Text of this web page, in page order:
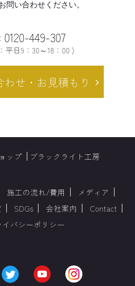
問い合わせください。
0120-449-307
平日9：30～18：00 )
わせ・お見積もり
ップ ブラックライト工房
施工の流れ/費用
メディア
SDGs 会社案内
Contact
イバシーポリシー